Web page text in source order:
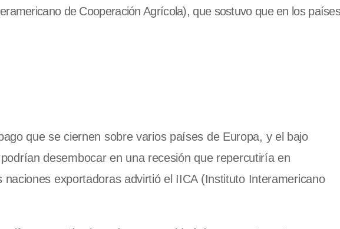
de Cooperación Agrícola), que sostuvo que en los
que se ciernen sobre varios países de Europa, y el bajo
desembocar en una recesión que repercutiría en
exportadoras advirtió el IICA (Instituto Interamericano